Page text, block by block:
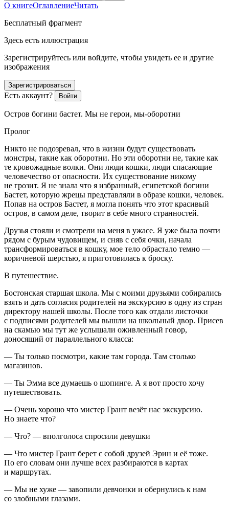
О книгеОглавлениеЧитать
Бесплатный фрагмент
Здесь есть иллюстрация
Зарегистрируйтесь или войдите, чтобы увидеть ее и другие
изображения
Зарегистрироваться
Есть аккаунт? Войти
Остров богини бастет. Мы не герои, мы-оборотни
Пролог
Никто не подозревал, что в жизни будут существовать
монстры, такие как оборотни. Но эти оборотни не, такие как
те кровожадные волки. Они люди кошки, люди спасающие
человечество от опасности. Их существование никому
не грозит. Я не знала что я избранный, египетской богини
Бастет, которую жрецы представляли в образе кошки, человек.
Попав на остров Бастет, я могла понять что этот красивый
остров, в самом деле, творит в себе много странностей.
Друзья стояли и смотрели на меня в ужасе. Я уже была почти
рядом с бурым чудовищем, и сняв с себя очки, начала
трансформироваться в кошку, мое тело обрастало темно —
коричневой шерстью, я приготовилась к броску.
В путешествие.
Бостонская старшая школа. Мы с моими друзьями собирались
взять и дать согласия родителей на экскурсию в одну из стран
директору нашей школы. После того как отдали листочки
с подписями родителей мы вышли на школьный двор. Присев
на скамью мы тут же услышали оживленный говор,
доносящий от параллельного класса:
— Ты только посмотри, какие там города. Там столько
магазинов.
— Ты Эмма все думаешь о шопинге. А я вот просто хочу
путешествовать.
— Очень хорошо что мистер Грант везёт нас экскурсию.
Но знаете что?
— Что? — вполголоса спросили девушки
— Что мистер Грант берет с собой друзей Эрин и её тоже.
По его словам они лучше всех разбираются в картах
и маршрутах.
— Мы не хуже — завопили девчонки и обернулись к нам
со злобными глазами.